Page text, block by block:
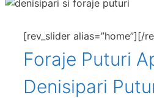
[rev_slider alias=”home”][/
Foraje Puturi
Denisipari